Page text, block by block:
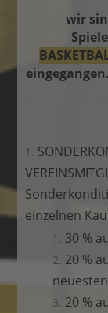
wir
einzelnen
30 %
20 %
20 %